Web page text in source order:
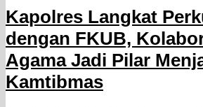
Kapolres Langkat
dengan FKUB,
Agama Jadi Pilar
Kamtibmas